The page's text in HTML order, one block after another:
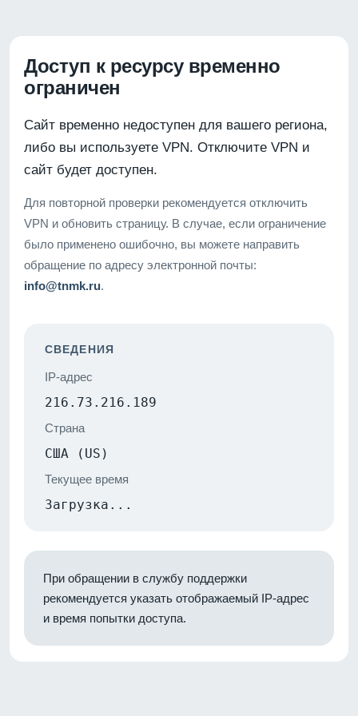
Доступ к ресурсу временно
ограничен
Сайт временно недоступен для вашего региона,
либо вы используете VPN. Отключите VPN и
сайт будет доступен.
Для повторной проверки рекомендуется отключить
VPN и обновить страницу. В случае, если ограничение
было применено ошибочно, вы можете направить
обращение по адресу электронной почты:
info@tnmk.ru.
СВЕДЕНИЯ
IP-адрес
216.73.216.189
Страна
США (US)
Текущее время
Загрузка...
При обращении в службу поддержки
рекомендуется указать отображаемый IP-адрес
и время попытки доступа.